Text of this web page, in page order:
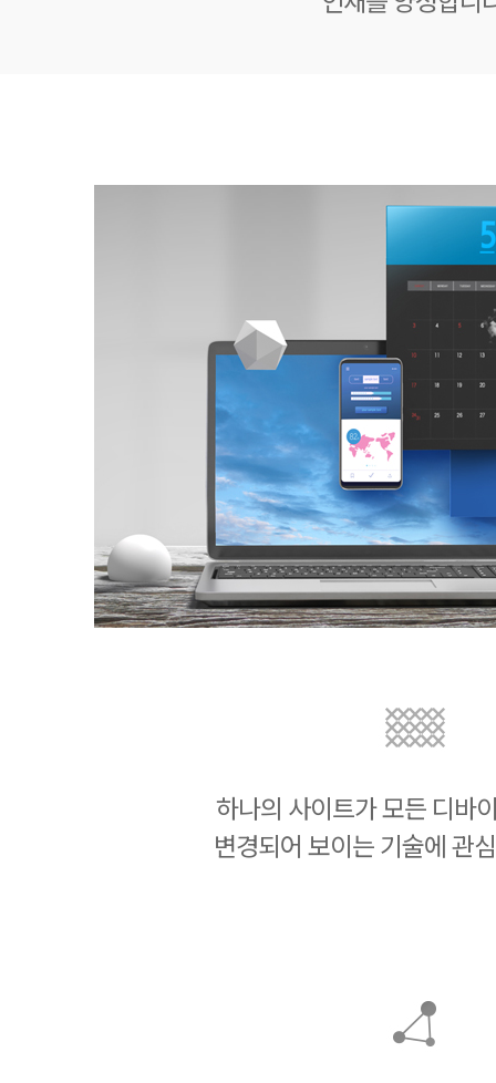
하나의 사이트가 모든 디바
변경되어 보이는 기술에 관